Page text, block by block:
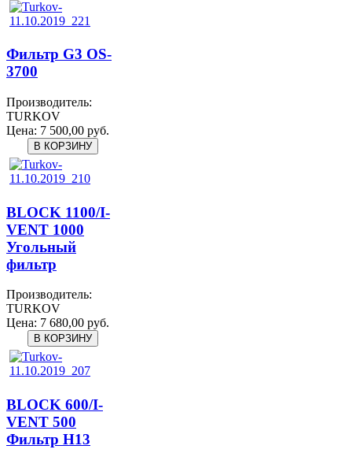
Фильтр G3 OS-
3700
Производитель:
TURKOV
Цена: 7 500,00 руб.
BLOCK 1100/I-
VENT 1000
Угольный
фильтр
Производитель:
TURKOV
Цена: 7 680,00 руб.
BLOCK 600/I-
VENT 500
Фильтр H13